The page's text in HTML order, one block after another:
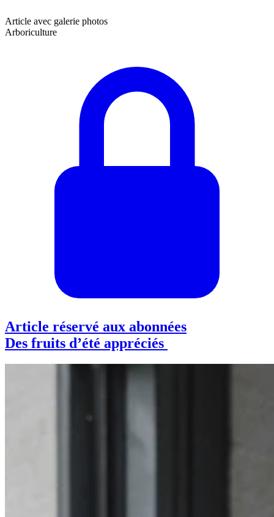
Article avec galerie photos
Arboriculture
Article réservé aux abonnées
Des fruits d’été appréciés